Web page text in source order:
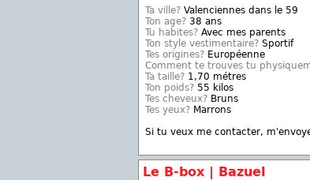
Ta ville? Valenciennes dans le 59
Ton age? 38 ans
Tu habites? Avec mes parents
Ton style vestimentaire? Sportif
Tes origines? Européenne
Comment te trouves tu
Ta taille? 1,70 métres
Ton poids? 55 kilos
Tes cheveux? Bruns
Tes yeux? Marrons
Si tu veux me contacter,
Le B-box | Bazuel